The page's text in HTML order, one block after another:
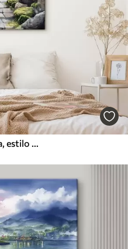
Jardín japonés con cerezo y casa, estilo oriental, acuarela